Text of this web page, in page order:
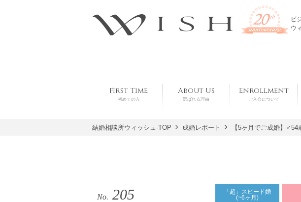
ビ
ウ
First Time
初めての方
About Us
選ばれる理由
Enrollment
ご入会について
結婚相談所ウィッシュ-TOP 成婚レポート 【5ヶ月でご成婚】
No. 205
「超」スピード婚
(~6ヶ月)